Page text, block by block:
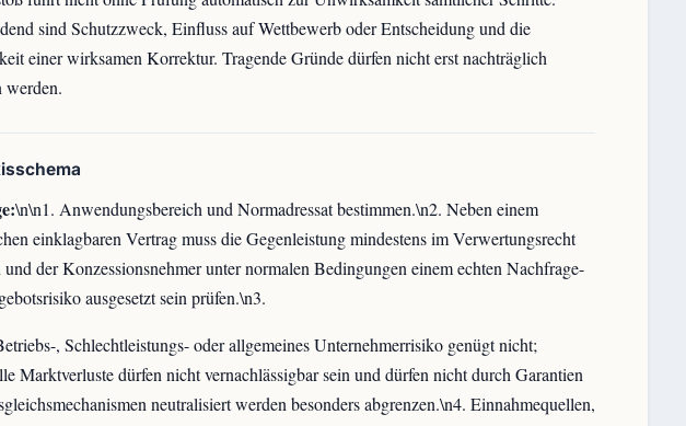
sind Schutzzweck, Einfluss auf Wettbewerb oder Entscheidung und die
einer wirksamen Korrektur. Tragende Gründe dürfen nicht erst nachträglich
werden.
\n\n1. Anwendungsbereich und Normadressat bestimmen.\n2. Neben einem
einklagbaren Vertrag muss die Gegenleistung mindestens im Verwertungsrecht
und der Konzessionsnehmer unter normalen Bedingungen einem echten Nachfrage-
ausgesetzt sein prüfen.\n3.
, Schlechtleistungs- oder allgemeines Unternehmerrisiko genügt nicht;
Marktverluste dürfen nicht vernachlässigbar sein und dürfen nicht durch Garantien
neutralisiert werden besonders abgrenzen.\n4. Einnahmequellen,